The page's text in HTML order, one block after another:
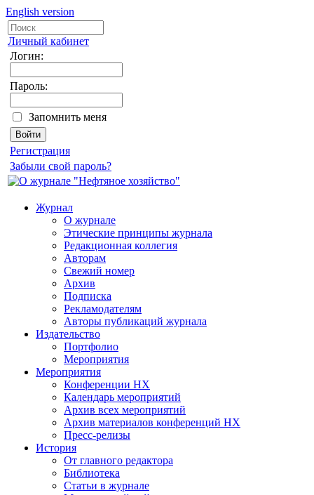
English version
Личный кабинет
Логин:
Пароль:
Запомнить меня
Регистрация
Забыли свой пароль?
Журнал
О журнале
Этические принципы журнала
Редакционная коллегия
Авторам
Свежий номер
Архив
Подписка
Рекламодателям
Авторы публикаций журнала
Издательство
Портфолио
Мероприятия
Мероприятия
Конференции НХ
Календарь мероприятий
Архив всех мероприятий
Архив материалов конференций НХ
Пресс-релизы
История
От главного редактора
Библиотека
Статьи в журнале